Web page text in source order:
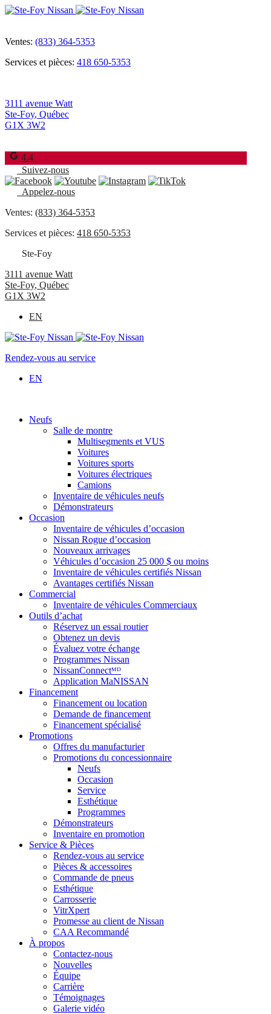
Ventes: (833) 364-5353
Services et pièces: 418 650-5353
3111 avenue Watt
Ste-Foy, Québec
G1X 3W2
4.4
Suivez-nous
Appelez-nous
Ventes: (833) 364-5353
Services et pièces: 418 650-5353
Ste-Foy
3111 avenue Watt
Ste-Foy, Québec
G1X 3W2
EN
Rendez-vous au service
EN
Neufs
Salle de montre
Multisegments et VUS
Voitures
Voitures sports
Voitures électriques
Camions
Inventaire de véhicules neufs
Démonstrateurs
Occasion
Inventaire de véhicules d’occasion
Nissan Rogue d’occasion
Nouveaux arrivages
Véhicules d’occasion 25 000 $ ou moins
Inventaire de véhicules certifiés Nissan
Avantages certifiés Nissan
Commercial
Inventaire de véhicules Commerciaux
Outils d’achat
Réservez un essai routier
Obtenez un devis
Évaluez votre échange
Programmes Nissan
NissanConnectᴹᴰ
Application MaNISSAN
Financement
Financement ou location
Demande de financement
Financement spécialisé
Promotions
Offres du manufacturier
Promotions du concessionnaire
Neufs
Occasion
Service
Esthétique
Programmes
Démonstrateurs
Inventaire en promotion
Service & Pièces
Rendez-vous au service
Pièces & accessoires
Commande de pneus
Esthétique
Carrosserie
VitrXpert
Promesse au client de Nissan
CAA Recommandé
À propos
Contactez-nous
Nouvelles
Équipe
Carrière
Témoignages
Galerie vidéo